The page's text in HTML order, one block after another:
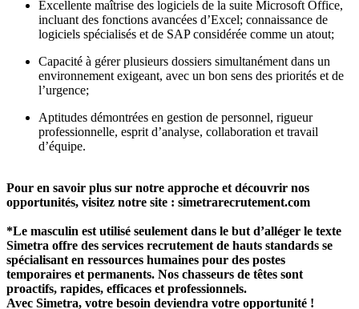
Excellente maîtrise des logiciels de la suite Microsoft Office,
incluant des fonctions avancées d’Excel; connaissance de
logiciels spécialisés et de SAP considérée comme un atout;
Capacité à gérer plusieurs dossiers simultanément dans un
environnement exigeant, avec un bon sens des priorités et de
l’urgence;
Aptitudes démontrées en gestion de personnel, rigueur
professionnelle, esprit d’analyse, collaboration et travail
d’équipe.
Pour en savoir plus sur notre approche et découvrir nos
opportunités, visitez notre site : simetrarecrutement.com
*Le masculin est utilisé seulement dans le but d’alléger le texte
Simetra offre des services recrutement de hauts standards se
spécialisant en ressources humaines pour des postes
temporaires et permanents. Nos chasseurs de têtes sont
proactifs, rapides, efficaces et professionnels.
Avec Simetra, votre besoin deviendra votre opportunité !